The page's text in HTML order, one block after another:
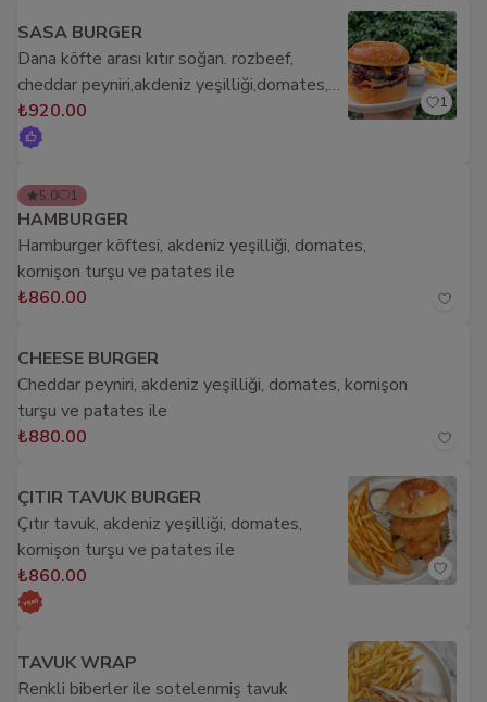
SASA BURGER
Dana köfte arası kıtır soğan. rozbeef,
cheddar peyniri,akdeniz yeşilliği,domates,
kornişon turşu ve patates ile
₺920.00 1
5.0 1
HAMBURGER
Hamburger köftesi, akdeniz yeşilliği, domates,
kornişon turşu ve patates ile
₺860.00
CHEESE BURGER
Cheddar peyniri, akdeniz yeşilliği, domates, kornişon
turşu ve patates ile
₺880.00
ÇITIR TAVUK BURGER
Çıtır tavuk, akdeniz yeşilliği, domates,
kornişon turşu ve patates ile
₺860.00
TAVUK WRAP
Renkli biberler ile sotelenmiş tavuk